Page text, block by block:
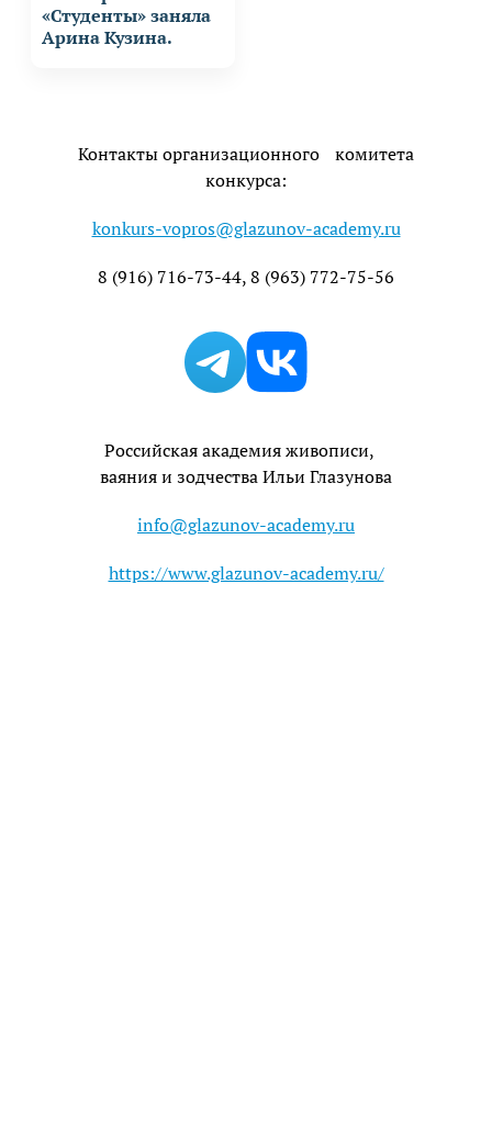
«Студенты» заняла
Арина Кузина.
Контакты организационного комитета
конкурса:
konkurs-vopros@glazunov-academy.ru
8 (916) 716-73-44, 8 (963) 772-75-56
Телеграм
Вк
Российская академия живописи,
ваяния и зодчества Ильи Глазунова
info@glazunov-academy.ru
https://www.glazunov-academy.ru/